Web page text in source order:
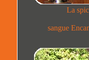
La
sangue